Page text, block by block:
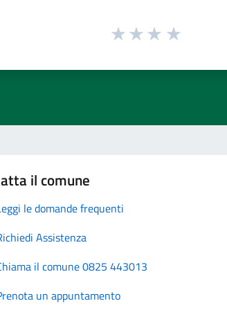
il comune
le domande frequenti
Assistenza
il comune 0825 443013
un appuntamento